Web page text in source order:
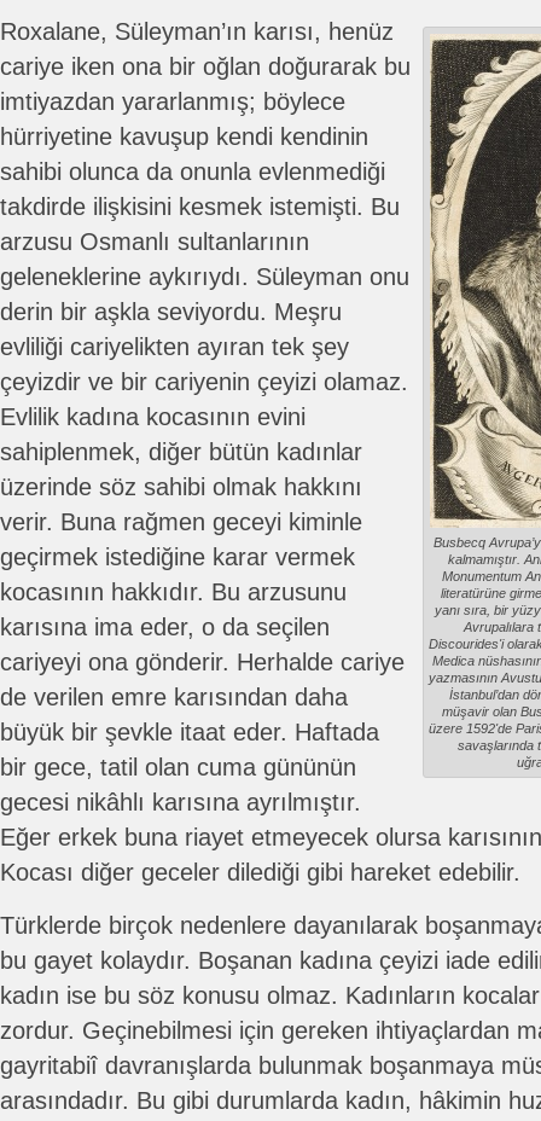
Busbecq
kalmamıştır.
Monumentum
literatürüne
yanı sıra, bir
Avrupalılara
Discourides'i
Medica
yazmasının
İstanbul’dan
müşavir olan
üzere 1592'de
savaşlarında
Roxalane, Süleyman’ın karısı, henüz
cariye iken ona bir oğlan doğurarak bu
imtiyazdan yararlanmış; böylece
hürriyetine kavuşup kendi kendinin
sahibi olunca da onunla evlenmediği
takdirde ilişkisini kesmek istemişti. Bu
arzusu Osmanlı sultanlarının
geleneklerine aykırıydı. Süleyman onu
derin bir aşkla seviyordu. Meşru
evliliği cariyelikten ayıran tek şey
çeyizdir ve bir cariyenin çeyizi olamaz.
Evlilik kadına kocasının evini
sahiplenmek, diğer bütün kadınlar
üzerinde söz sahibi olmak hakkını
verir. Buna rağmen geceyi kiminle
geçirmek istediğine karar vermek
kocasının hakkıdır. Bu arzusunu
karısına ima eder, o da seçilen
cariyeyi ona gönderir. Herhalde cariye
de verilen emre karısından daha
büyük bir şevkle itaat eder. Haftada
bir gece, tatil olan cuma gününün
gecesi nikâhlı karısına ayrılmıştır.
Eğer erkek buna riayet etmeyecek olursa
Kocası diğer geceler dilediği gibi hareket edebilir.
Türklerde birçok nedenlere dayanılarak
bu gayet kolaydır. Boşanan kadına çeyizi iade
kadın ise bu söz konusu olmaz. Kadınların
zordur. Geçinebilmesi için gereken ihtiyaçlardan
gayritabiî davranışlarda bulunmak boşanmaya
arasındadır. Bu gibi durumlarda kadın, hâkimin